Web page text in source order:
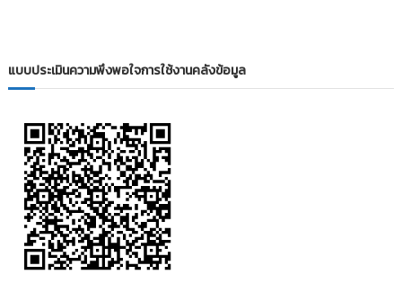
y
:
ลั
ง
ข้
อ
มู
ล
ง
แบบประเมินความพึงพอใจการใช้งานคลังข้อมูล